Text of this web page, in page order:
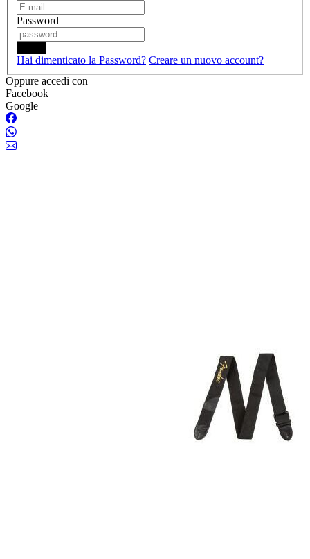
Password
Hai dimenticato la Password? Creare un nuovo account?
Oppure accedi con
Facebook
Google